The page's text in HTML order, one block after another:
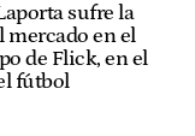
sufre la
en el
de Flick, en el
fútbol